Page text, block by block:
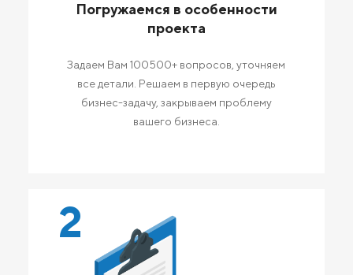
Погружаемся в особенности
проекта
Задаем Вам 100500+ вопросов, уточняем
все детали. Решаем в первую очередь
бизнес-задачу, закрываем проблему
вашего бизнеса.
2